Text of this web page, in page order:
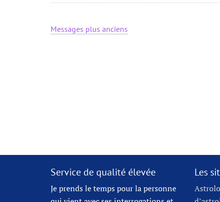
Messages plus anciens
Service de qualité élevée
Je prends le temps pour la personne
Les